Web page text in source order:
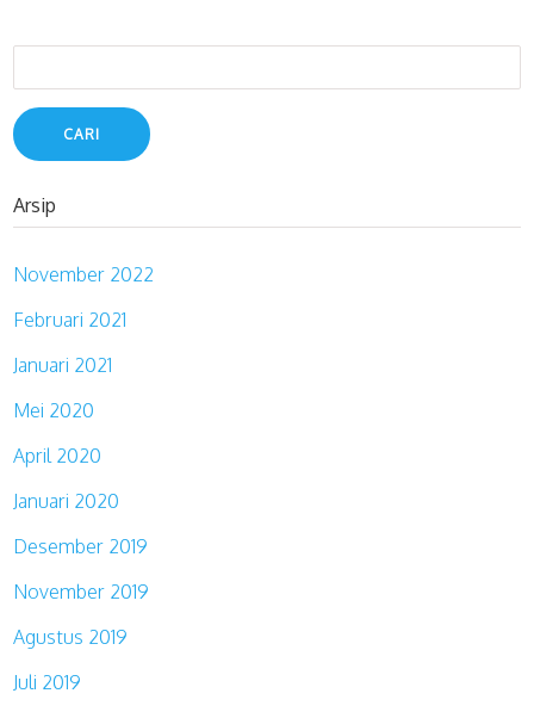
untuk:
Arsip
November 2022
Februari 2021
Januari 2021
Mei 2020
April 2020
Januari 2020
Desember 2019
November 2019
Agustus 2019
Juli 2019